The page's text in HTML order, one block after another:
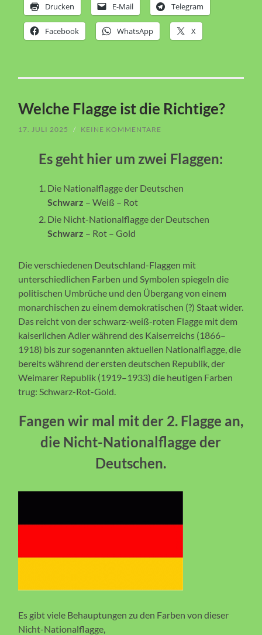
Drucken E-Mail Telegram
Facebook WhatsApp X
Welche Flagge ist die Richtige?
17. JULI 2025 / KEINE KOMMENTARE
Es geht hier um zwei Flaggen:
Die Nationalflagge der Deutschen
Schwarz – Weiß – Rot
Die Nicht-Nationalflagge der Deutschen
Schwarz – Rot – Gold
Die verschiedenen Deutschland-Flaggen mit
unterschiedlichen Farben und Symbolen spiegeln die
politischen Umbrüche und den Übergang von einem
monarchischen zu einem demokratischen (?) Staat wider.
Das reicht von der schwarz-weiß-roten Flagge mit dem
kaiserlichen Adler während des Kaiserreichs (1866–
1918) bis zur sogenannten aktuellen Nationalflagge, die
bereits während der ersten deutschen Republik, der
Weimarer Republik (1919–1933) die heutigen Farben
trug: Schwarz-Rot-Gold.
Fangen wir mal mit der 2. Flagge an,
die Nicht-Nationalflagge der
Deutschen.
Es gibt viele Behauptungen zu den Farben von dieser
Nicht-Nationalflagge,